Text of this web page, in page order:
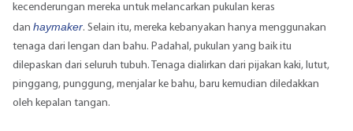
kecenderungan mereka untuk melancarkan pukulan keras
dan haymaker. Selain itu, mereka kebanyakan hanya menggunakan
tenaga dari lengan dan bahu. Padahal, pukulan yang baik itu
dilepaskan dari seluruh tubuh. Tenaga dialirkan dari pijakan kaki, lutut,
pinggang, punggung, menjalar ke bahu, baru kemudian diledakkan
oleh kepalan tangan.